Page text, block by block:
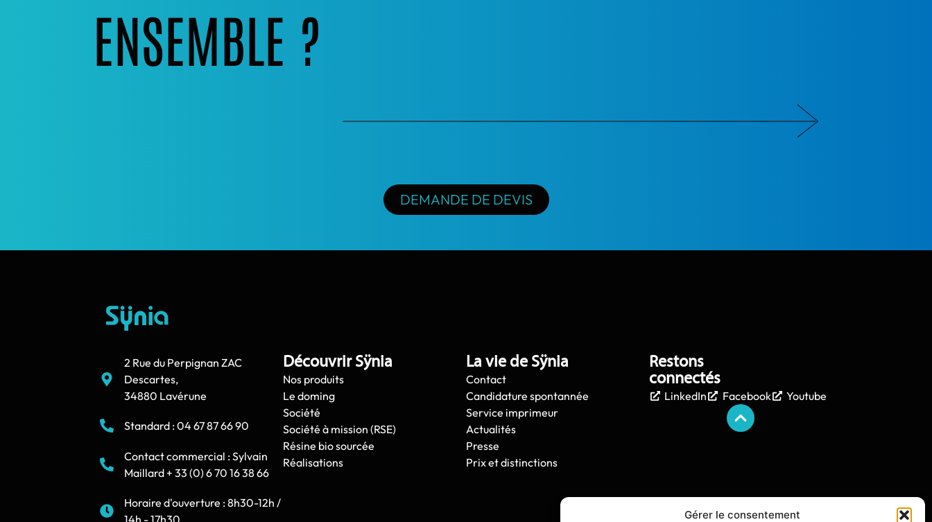
Gérer le consentement
ENSEMBLE ?
DEMANDE DE DEVIS
2 Rue du Perpignan ZAC
Descartes,
34880 Lavérune
Standard : 04 67 87 66 90
Contact commercial : Sylvain
Maillard + 33 (0) 6 70 16 38 66
Horaire d'ouverture : 8h30-12h /
14h - 17h30
Découvrir Sÿnia
Nos produits
Le doming
Société
Société à mission (RSE)
Résine bio sourcée
Réalisations
La vie de Sÿnia
Contact
Candidature spontannée
Service imprimeur
Actualités
Presse
Prix et distinctions
Restons
connectés
LinkedIn Facebook Youtube